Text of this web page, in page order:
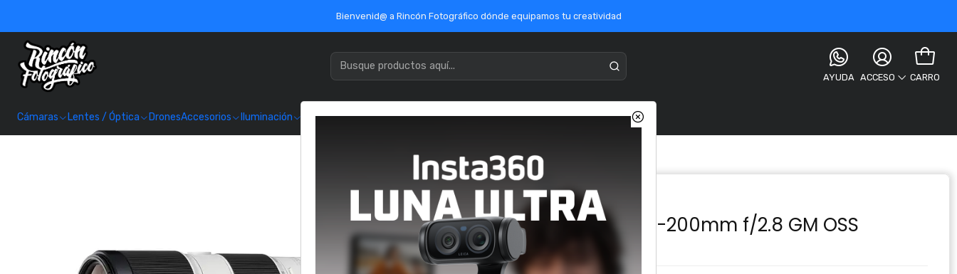
Bienvenid@ a Rincón Fotográfico dónde equipamos tu creatividad
AYUDA ACCESO CARRO
Cámaras Lentes / Óptica DronesAccesorios Iluminación Almacenamiento Marcas Ofertas / Outlet Mercado Público
Sony Alpha FE 70-200mm f/2.8 GM OSS
SKU: SEL70200GM